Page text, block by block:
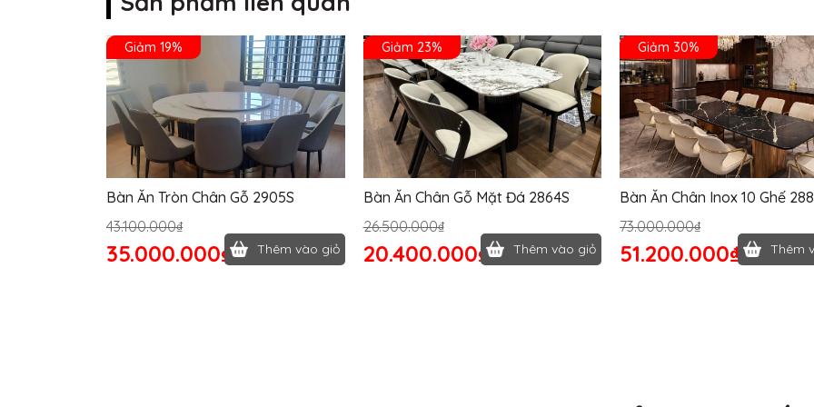
Giảm 19%
Bàn Ăn Tròn Chân Gỗ 2905S
43.100.000₫
35.000.000₫ Thêm vào giỏ
Giảm 23%
Bàn Ăn Chân Gỗ Mặt Đá 2864S
26.500.000₫
20.400.000₫ Thêm vào giỏ
Giảm 30%
Bàn Ăn Chân Inox 10 Ghế
73.000.000₫
51.200.000₫ Thêm